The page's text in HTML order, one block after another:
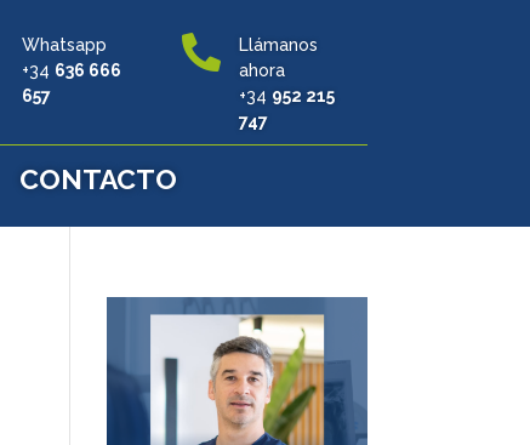
Whatsapp
+34 636 666
657

Llámanos
ahora
+34 952 215
747
CONTACTO